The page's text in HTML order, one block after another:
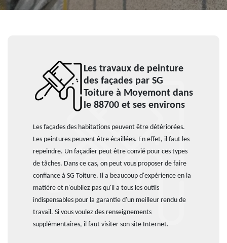
Les travaux de peinture
des façades par SG
Toiture à Moyemont dans
le 88700 et ses environs
Les façades des habitations peuvent être détériorées.
Les peintures peuvent être écaillées. En effet, il faut les
repeindre. Un façadier peut être convié pour ces types
de tâches. Dans ce cas, on peut vous proposer de faire
confiance à SG Toiture. Il a beaucoup d'expérience en la
matière et n'oubliez pas qu'il a tous les outils
indispensables pour la garantie d'un meilleur rendu de
travail. Si vous voulez des renseignements
supplémentaires, il faut visiter son site Internet.